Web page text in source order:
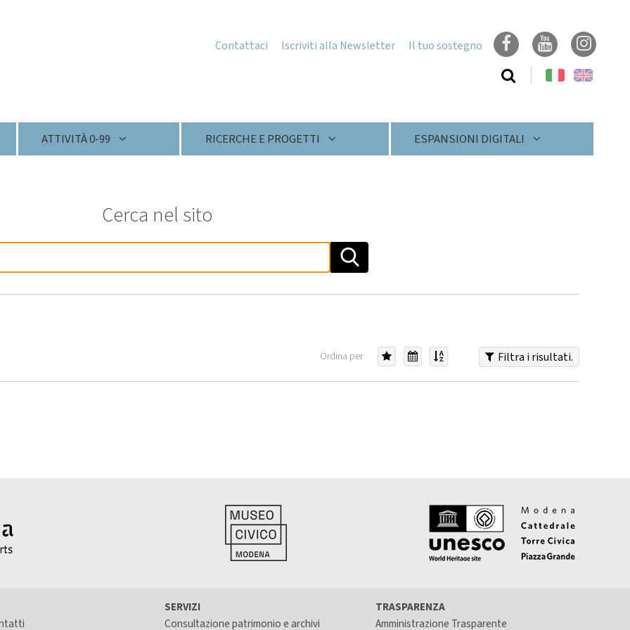
Contattaci Iscriviti alla Newsletter
Il tuo sostegno
Cerca
ATTIVITÀ 0-99 RICERCHE E PROGETTI ESPANSIONI DIGITALI
Cerca nel sito
Ordina per rilevanzaData
(prima
alfabeticamenteFiltra i risultati.
SERVIZI
Consultazione patrimonio e archivi
TRASPARENZA
Amministrazione Trasparente